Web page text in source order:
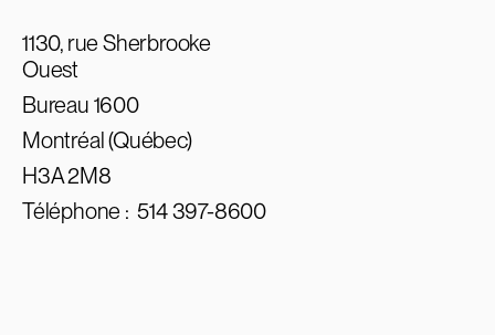
1130, rue Sherbrooke
Ouest
Bureau 1600
Montréal (Québec)
H3A 2M8
Téléphone :514 397-8600